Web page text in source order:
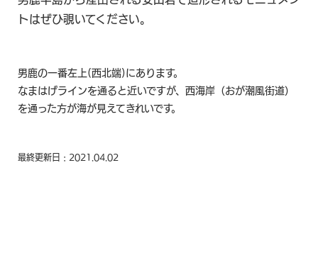
トはぜひ覗いてください。
男鹿の一番左上(西北端)にあります。
なまはげラインを通ると近いですが、西海岸（おが潮風街道）
を通った方が海が見えてきれいです。
最終更新日 : 2021.04.02